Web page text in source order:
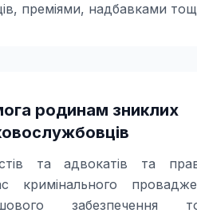
преміями, надбавками
родинам зниклих
та адвокатів та
кримінального
забезпечення